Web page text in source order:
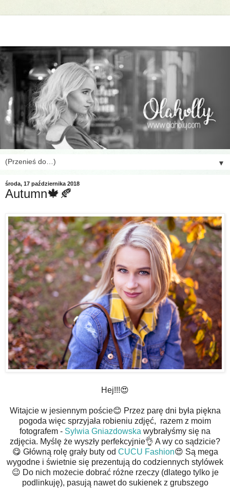
▼
środa, 17 października 2018
Autumn🍁🍂
Hej!!!😍
Witajcie w jesiennym poście😊 Przez parę dni była piękna
pogoda więc sprzyjała robieniu zdjęć, razem z moim
fotografem - Sylwia Gniazdowska wybrałyśmy się na
zdjęcia. Myślę że wyszły perfekcyjnie👌 A wy co sądzicie?
😋 Główną rolę grały buty od CUCU Fashion😍 Są mega
wygodne i świetnie się prezentują do codziennych stylówek
😉 Do nich możecie dobrać różne rzeczy (dlatego tylko je
podlinkuję), pasują nawet do sukienek z grubszego